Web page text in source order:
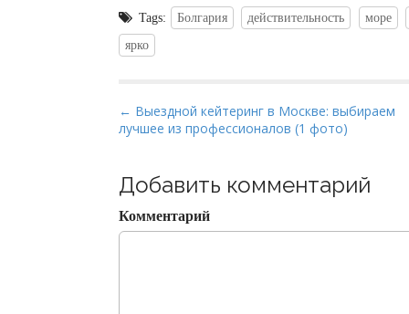
Tags: Болгария действительность
море
ярко
P
o
t
n
a
← Выездной кейтеринг в Москве: выбираем
лучшее из профессионалов (1 фото)
Добавить комментарий
Комментарий